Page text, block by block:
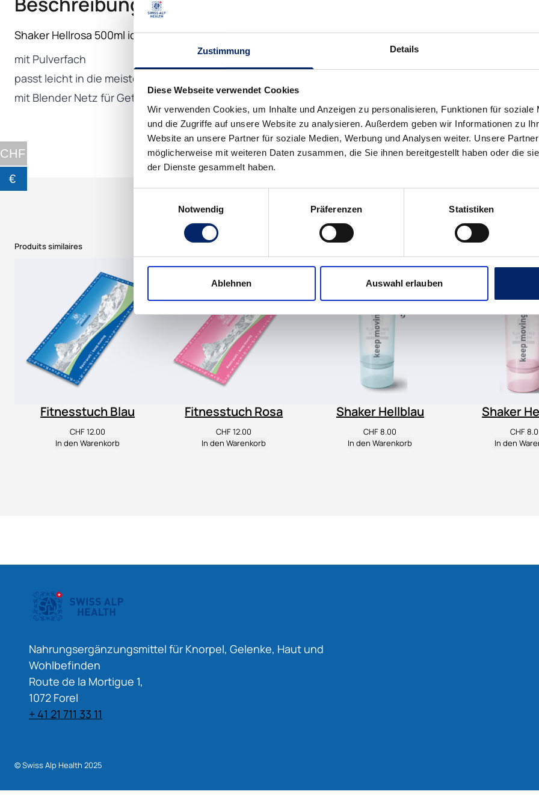
Zustimmung Details
Diese Webseite verwendet Cookies
Wir verwenden Cookies, um Inhalte und Anzeigen zu personalisieren, Funktionen für soziale
und die Zugriffe auf unsere Website zu analysieren. Außerdem geben wir Informationen zu
Website an unsere Partner für soziale Medien, Werbung und Analysen weiter. Unsere
möglicherweise mit weiteren Daten zusammen, die Sie ihnen bereitgestellt haben oder die
der Dienste gesammelt haben.
Notwendig
Präferenzen Statistiken
Ablehnen Auswahl erlauben
M
e
Shaker Hellrosa 500ml ideal für alle Ihre Swiss Alp Health Produkten:
mit Pulverfach
passt leicht in die meisten Auto- oder Sportgeräte – Becherhalter.
mit Blender Netz für Getränke ohne Klümpchenbildung.
Produits similaires
Fitnesstuch Blau
CHF12.00
In den Warenkorb
Fitnesstuch Rosa
CHF12.00
In den Warenkorb
Shaker Hellblau
CHF8.00
In den Warenkorb
Shaker
CHF
In den
Nahrungsergänzungsmittel für Knorpel, Gelenke, Haut und
Wohlbefinden
Route de la Mortigue 1,
1072 Forel
+ 41 21 711 33 11
© Swiss Alp Health 2025
CHF
€